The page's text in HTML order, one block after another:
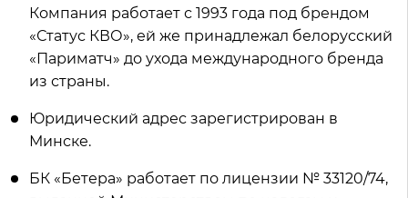
Компания работает с 1993 года под брендом
«Статус КВО», ей же принадлежал белорусский
«Париматч» до ухода международного бренда
из страны.
Юридический адрес зарегистрирован в
Минске.
БК «Бетера» работает по лицензии № 33120/74,